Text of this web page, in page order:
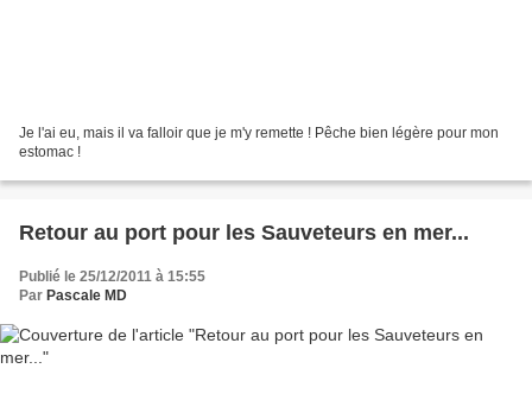
Je l'ai eu, mais il va falloir que je m'y remette ! Pêche bien légère pour mon
estomac !
Retour au port pour les Sauveteurs en mer...
Publié le 25/12/2011 à 15:55
Par Pascale MD